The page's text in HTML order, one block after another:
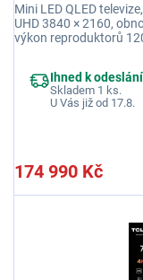
Mini LED QLED
UHD 3840 × 2160,
výkon reproduktorů
Ihned k odeslání
Skladem 1 ks.
U Vás již od 17.8.
174 990 Kč